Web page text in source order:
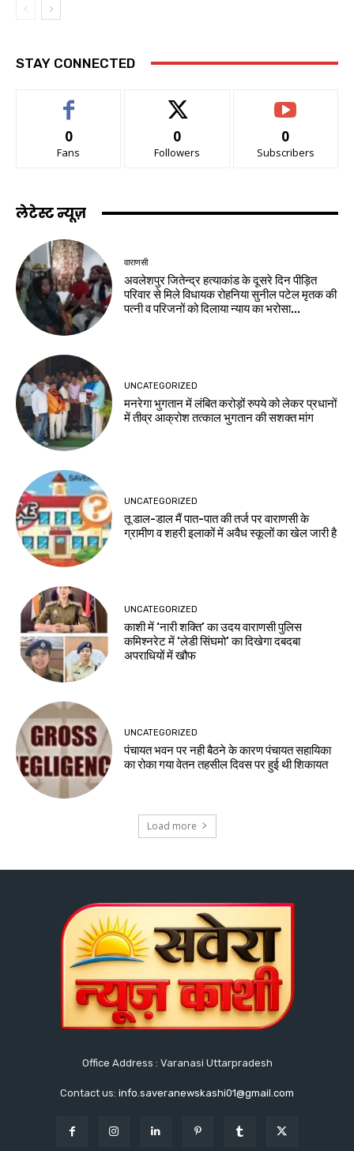
STAY CONNECTED
0
Fans
0
Followers
0
Subscribers
लेटेस्ट न्यूज़
वाराणसी
अवलेशपुर जितेन्द्र हत्याकांड के दूसरे दिन पीड़ित
परिवार से मिले विधायक रोहनिया सुनील पटेल मृतक की
पत्नी व परिजनों को दिलाया न्याय का भरोसा...
UNCATEGORIZED
मनरेगा भुगतान में लंबित करोड़ों रुपये को लेकर प्रधानों
में तीव्र आक्रोश तत्काल भुगतान की सशक्त मांग
UNCATEGORIZED
तू डाल-डाल मैं पात-पात की तर्ज पर वाराणसी के
ग्रामीण व शहरी इलाकों में अवैध स्कूलों का खेल जारी है
UNCATEGORIZED
काशी में ‘नारी शक्ति’ का उदय वाराणसी पुलिस
कमिश्नरेट में ‘लेडी सिंघमो’ का दिखेगा दबदबा
अपराधियों में खौफ
UNCATEGORIZED
पंचायत भवन पर नही बैठने के कारण पंचायत सहायिका
का रोका गया वेतन तहसील दिवस पर हुई थी शिकायत
Load more
Office Address : Varanasi Uttarpradesh
Contact us: info.saveranewskashi01@gmail.com